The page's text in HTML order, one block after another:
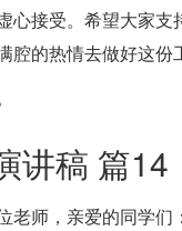
心接受。希望大家支
腔的热情去做好这份
讲稿 篇14
老师，亲爱的同学们：